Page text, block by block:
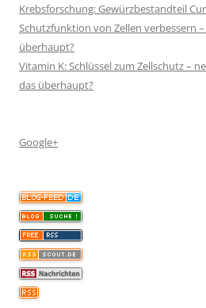
Krebsforschung: Gewürzbestandteil
Schutzfunktion von Zellen verbessern
überhaupt?
Vitamin K: Schlüssel zum Zellschutz –
das überhaupt?
Google+